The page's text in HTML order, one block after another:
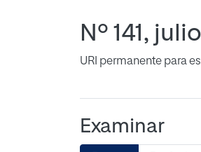
Nº 141,
URI permanente para
Examinar